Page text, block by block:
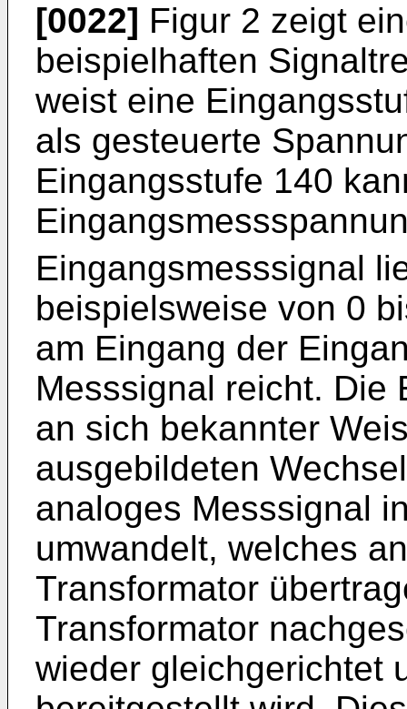
[0022] Figur 2 zeigt
beispielhaften
weist eine
als gesteuerte
Eingangsstufe 140
Eingangsmesssignal
beispielsweise von 0
am Eingang der
Messsignal reicht. Die
an sich bekannter
ausgebildeten
analoges Messsignal
umwandelt, welches
Transformator
Transformator
wieder gleichgerichtet